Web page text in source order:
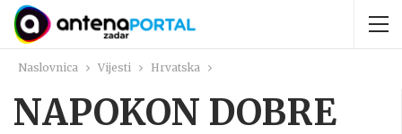
Naslovnica Vijesti Hrvatska
NAPOKON DOBRE